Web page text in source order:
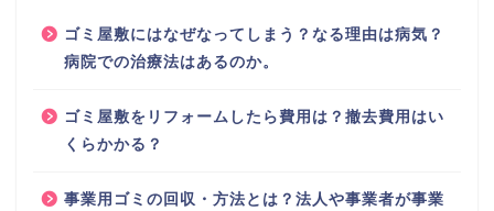
ゴミ屋敷にはなぜなってしまう？なる理由は病気？
病院での治療法はあるのか。
ゴミ屋敷をリフォームしたら費用は？撤去費用はい
くらかかる？
事業用ゴミの回収・方法とは？法人や事業者が事業